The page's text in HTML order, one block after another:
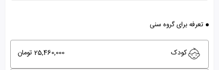
تعرفه برای گروه سنی
کودک 25,460,000 تومان